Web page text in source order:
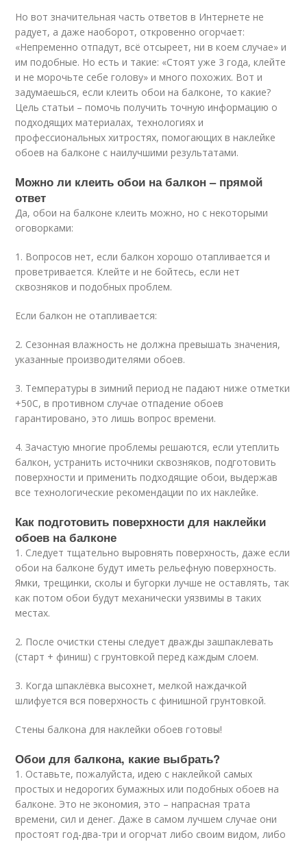
Но вот значительная часть ответов в Интернете не
радует, а даже наоборот, откровенно огорчает:
«Непременно отпадут, всё отсыреет, ни в коем случае» и
им подобные. Но есть и такие: «Стоят уже 3 года, клейте
и не морочьте себе голову» и много похожих. Вот и
задумаешься, если клеить обои на балконе, то какие?
Цель статьи – помочь получить точную информацию о
подходящих материалах, технологиях и
профессиональных хитростях, помогающих в наклейке
обоев на балконе с наилучшими результатами.
Можно ли клеить обои на балкон – прямой
ответ
Да, обои на балконе клеить можно, но с некоторыми
оговорками:
1. Вопросов нет, если балкон хорошо отапливается и
проветривается. Клейте и не бойтесь, если нет
сквозняков и подобных проблем.
Если балкон не отапливается:
2. Сезонная влажность не должна превышать значения,
указанные производителями обоев.
3. Температуры в зимний период не падают ниже отметки
+50С, в противном случае отпадение обоев
гарантировано, это лишь вопрос времени.
4. Зачастую многие проблемы решаются, если утеплить
балкон, устранить источники сквозняков, подготовить
поверхности и применить подходящие обои, выдержав
все технологические рекомендации по их наклейке.
Как подготовить поверхности для наклейки
обоев на балконе
1. Следует тщательно выровнять поверхность, даже если
обои на балконе будут иметь рельефную поверхность.
Ямки, трещинки, сколы и бугорки лучше не оставлять, так
как потом обои будут механически уязвимы в таких
местах.
2. После очистки стены следует дважды зашпаклевать
(старт + финиш) с грунтовкой перед каждым слоем.
3. Когда шпаклёвка высохнет, мелкой наждачкой
шлифуется вся поверхность с финишной грунтовкой.
Стены балкона для наклейки обоев готовы!
Обои для балкона, какие выбрать?
1. Оставьте, пожалуйста, идею с наклейкой самых
простых и недорогих бумажных или подобных обоев на
балконе. Это не экономия, это – напрасная трата
времени, сил и денег. Даже в самом лучшем случае они
простоят год-два-три и огорчат либо своим видом, либо